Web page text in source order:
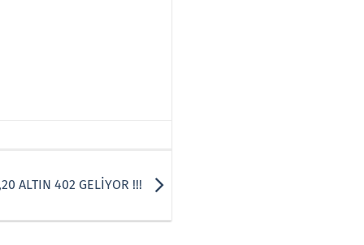
ALTIN 402 GELİYOR !!!